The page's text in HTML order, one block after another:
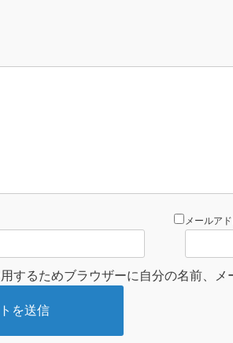
メールア
するためブラウザーに自分の名前、メ